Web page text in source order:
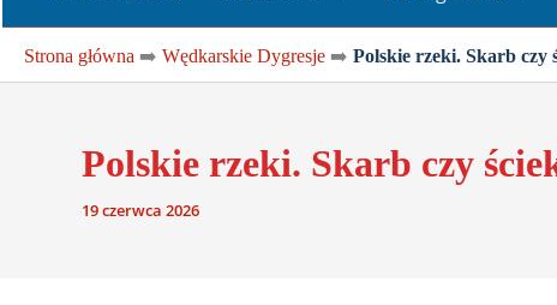
Strona główna ➡️ Wędkarskie Dygresje ➡️ Polskie rzeki. Skarb czy
Polskie rzeki. Skarb czy
19 czerwca 2026